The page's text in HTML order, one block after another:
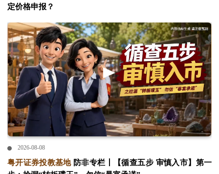
定价格申报？
2026-08-08
粤开证券投教基地 防非专栏丨【循查五步 审慎入市】第一